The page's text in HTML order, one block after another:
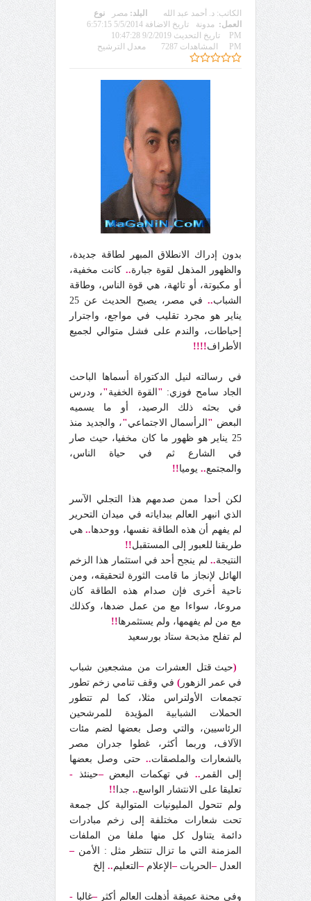
الكاتب: د. أحمد عبد الله البلد: مصر
نوع
العمل: مدونة
تاريخ الاضافة 5/5/2014 6:57:15
PM
تاريخ التحديث 9/2/2019 10:47:28
PM
المشاهدات 7287 معدل الترشيح
بدون إدراك الانطلاق المبهر لطاقة جديدة،
والظهور المذهل لقوة جبارة.. كانت مخفية،
أو مكبوتة، أو تائهة، هي قوة الناس، وطاقة
الشباب..
في مصر، يصبح الحديث عن 25
يناير هو مجرد تقليب في مواجع، واجترار
إحباطات، والندم على فشل متوالي لجميع
الأطراف!!!!
في رسالته لنيل الدكتوراة أسماها الباحث
الجاد سامح فوزي: " القوة الخفية"، ودرس
في بحثه ذلك الرصيد، أو ما يسميه
البعض " الرأسمال الاجتماعي"، والجديد منذ
25 يناير هو ظهور ما كان مخفيا، حيث صار
في الشارع ثم في حياة الناس،
والمجتمع.. يوميا!!
لكن أحدا ممن صدمهم هذا التجلي الآسر
الذي انبهر العالم ببداياته في ميدان التحرير
لم يفهم أن هذه الطاقة نفسها، ووحدها..هي
طريقنا للعبور إلى المستقبل!!
النتيجة.. لم ينجح أحد في استثمار هذا الزخم
الهائل لإنجاز ما قامت الثورة لتحقيقه، ومن
ناحية أخرى فإن صدام هذه الطاقة كان
مروعا، سواءا مع من عمل ضدها، وكذلك
مع من لم يفهمها، ولم يستثمرها!!
لم تفلح مذبحة ستاد بورسعيد
(حيث قتل العشرات من مشجعين شباب
في عمر الزهور) في وقف تنامي زخم تطور
تجمعات الأولتراس مثلا، كما لم تتطور
الحملات الشبابية المؤيدة للمرشحين
الرئاسيين، والتي وصل بعضها لضم مئات
الآلاف، وربما أكثر، غطوا جدران مصر
بالشعارات والملصقات.. حتى وصل بعضها
إلى القمر .. في تهكمات البعض–حينئذ -
تعليقا على الانتشار الواسع.. جدا !!
ولم تتحول المليونيات المتوالية كل جمعة
تحت شعارات مختلفة إلى زخم مبادرات
دائمة يتناول كل منها ملفا من الملفات
المزمنة التي ما تزال تنتظر مثل : الأمن –
العدل – الحريات – الإعلام – التعليم.. إلخ
وفي محنة عميقة أذهلت العالم أكثر–غالبا -